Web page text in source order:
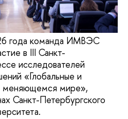
года команда ИМВЭС
в III Санкт-
исследователей
«Глобальные и
меняющемся мире»,
Санкт-Петербургского